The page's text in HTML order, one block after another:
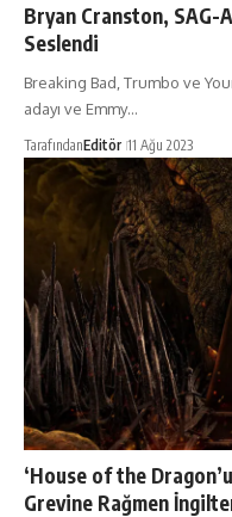
Bryan Cranston, SAG-
Seslendi
Breaking Bad, Trumbo ve
adayı ve Emmy…
TarafındanEditör 11 Ağu 2023
‘House of the
Grevine Rağmen